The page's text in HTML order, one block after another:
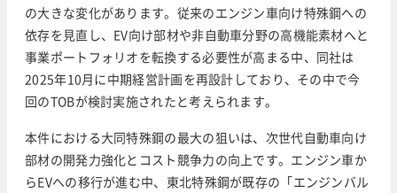
の大きな変化があります。従来のエンジン車向け特殊鋼への
依存を見直し、EV向け部材や非自動車分野の高機能素材へと
事業ポートフォリオを転換する必要性が高まる中、同社は
2025年10月に中期経営計画を再設計しており、その中で今
回のTOBが検討実施されたと考えられます。
本件における大同特殊鋼の最大の狙いは、次世代自動車向け
部材の開発力強化とコスト競争力の向上です。エンジン車か
らEVへの移行が進む中、東北特殊鋼が既存の「エンジンバル